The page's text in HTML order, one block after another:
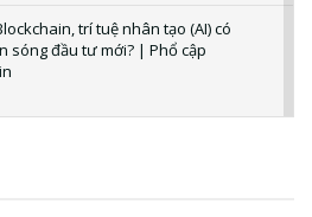
trí tuệ nhân tạo (AI) có
sóng đầu tư mới? | Phổ cập